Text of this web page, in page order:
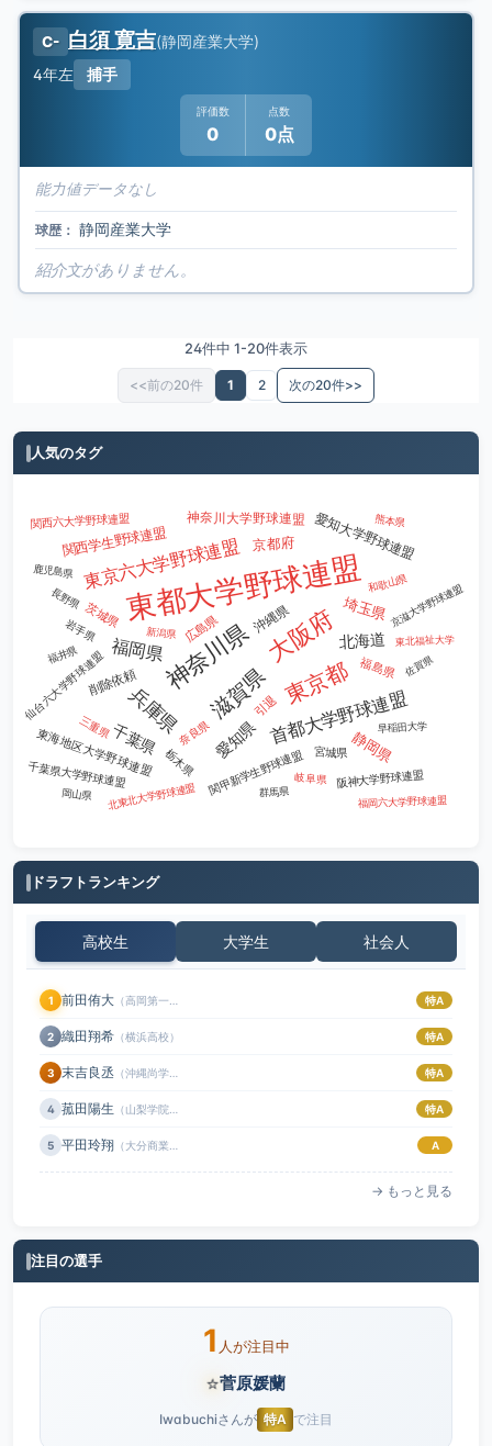
C- 白須 寛吉(静岡産業大学)
4年左 捕手
評価数
0
点数
0点
能力値データなし
球歴： 静岡産業大学
紹介文がありません。
24件中 1-20件表示
<<前の20件 1 2 次の20件>>
人気のタグ
東都大学野球連盟
大阪府
神奈川県 東京都
滋賀県
兵庫県 首都大学野球連盟
東京六大学野球連盟
福岡県 北海道
愛知県
千葉県
埼玉県
静岡県
京都府
関西学生野球連盟 愛知大学野球連盟
神奈川大学野球連盟
沖縄県
削除依頼
広島県
引退
茨城県
福島県
東海地区大学野球連盟 宮城県
関西六大学野球連盟
関甲新学生野球連盟 阪神大学野球連盟
千葉県大学野球連盟
奈良県
栃木県
仙台六大学野球連盟
三重県
岩手県
岐阜県
和歌山県
長野県
福井県
熊本県
北東北大学野球連盟 群馬県
岡山県
鹿児島県
福岡六大学野球連盟
早稲田大学
京滋大学野球連盟
新潟県
東北福祉大学
佐賀県
ドラフトランキング
高校生 大学生 社会人
1 前田侑大 特A
2 織田翔希 （横浜高校） 特A
3 末吉良丞 特A
4 菰田陽生 特A
5 平田玲翔 A
→ もっと見る
注目の選手
1 人が注目中
⭐菅原媛蘭
Iwabuchiさんが 特A で注目